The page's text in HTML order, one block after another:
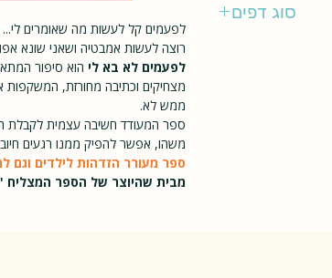
לפעמים קל לעשות מה שאומרים
רוצה לעשות אמבטיה ושאני שונא
לפעמים לא בא לי הוא סיפור
מצחיקים וכתיבה מחורזת,
ממש לא.
ספר המעודד חשיבה עצמית לקבלת
משהו, אפשר להפיק ממנו רגעים
ספר מעורר הזדהות לילדים וגם
מבית שהיוצר של הספר המצליח
סוג דפים